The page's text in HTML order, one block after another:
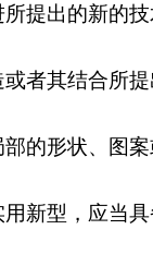
提出的新的
者其结合所
的形状、图
新型，应当